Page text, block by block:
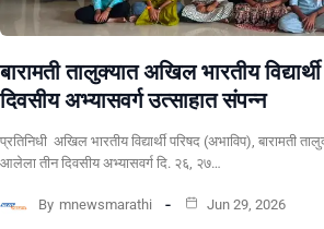
बारामती तालुक्यात अखिल भारतीय
दिवसीय अभ्यासवर्ग उत्साहात संपन्न
प्रतिनिधी अखिल भारतीय विद्यार्थी परिषद (अभाविप), बारामती
आलेला तीन दिवसीय अभ्यासवर्ग दि. २६, २७…
By mnewsmarathi Jun 29, 2026